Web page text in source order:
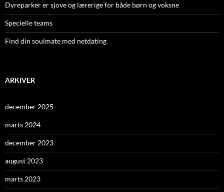
Dyreparker er sjove og lærerige for både børn og voksne
Specielle teams
Find din soulmate med netdating
ARKIVER
december 2025
marts 2024
december 2023
august 2023
marts 2023